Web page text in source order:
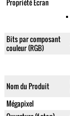
Propriété Ecran
Bits par composant
couleur (RGB)
Nom du Produit
Mégapixel